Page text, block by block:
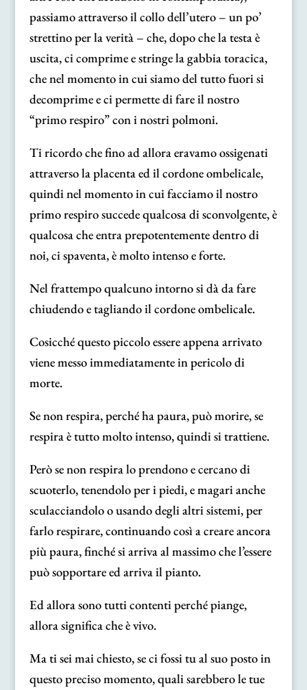
passiamo attraverso il collo dell’utero – un po’
strettino per la verità – che, dopo che la testa è
uscita, ci comprime e stringe la gabbia toracica,
che nel momento in cui siamo del tutto fuori si
decomprime e ci permette di fare il nostro
“primo respiro” con i nostri polmoni.
Ti ricordo che fino ad allora eravamo ossigenati
attraverso la placenta ed il cordone ombelicale,
quindi nel momento in cui facciamo il nostro
primo respiro succede qualcosa di sconvolgente, è
qualcosa che entra prepotentemente dentro di
noi, ci spaventa, è molto intenso e forte.
Nel frattempo qualcuno intorno si dà da fare
chiudendo e tagliando il cordone ombelicale.
Cosicché questo piccolo essere appena arrivato
viene messo immediatamente in pericolo di
morte.
Se non respira, perché ha paura, può morire, se
respira è tutto molto intenso, quindi si trattiene.
Però se non respira lo prendono e cercano di
scuoterlo, tenendolo per i piedi, e magari anche
sculacciandolo o usando degli altri sistemi, per
farlo respirare, continuando così a creare ancora
più paura, finché si arriva al massimo che l’essere
può sopportare ed arriva il pianto.
Ed allora sono tutti contenti perché piange,
allora significa che è vivo.
Ma ti sei mai chiesto, se ci fossi tu al suo posto in
questo preciso momento, quali sarebbero le tue